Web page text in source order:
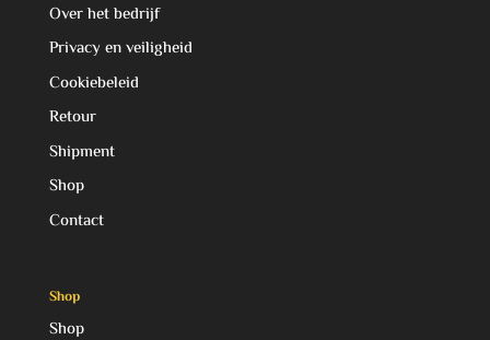
Over het bedrijf
Privacy en veiligheid
Cookiebeleid
Retour
Shipment
Shop
Contact
Shop
Shop